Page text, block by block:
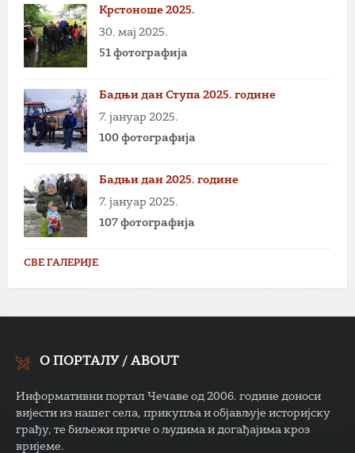
Крстоноше 2025.
30. мај 2025.
51 фотографија
Бадњи дан Ступа 2025. године
7. јануар 2025.
100 фотографија
Бадњи дан 2025. године
7. јануар 2025.
107 фотографија
СВЕ ГАЛЕРИЈЕ
О ПОРТАЛУ / ABOUT
Информативни портал Чечаве од 2006. године доноси
вијести из нашег села, прикупља и објављује историјску
грађу, те биљежи приче о људима и догађајима кроз
вријеме.